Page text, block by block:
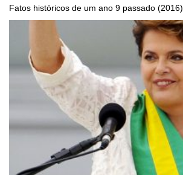
Fatos históricos de um ano 9 passado (2016)